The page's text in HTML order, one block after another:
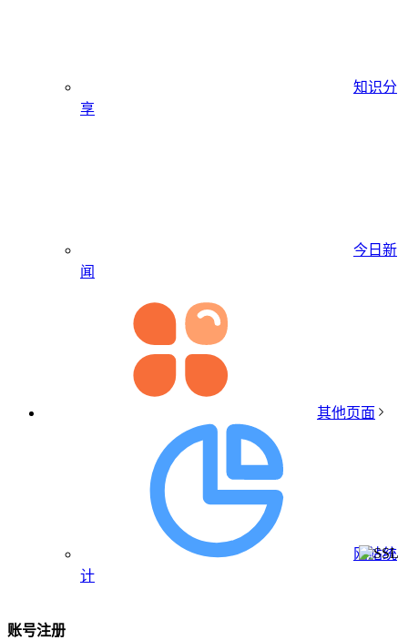
知识分
享
今日新
闻
其他页面
网站统
计
账号注册